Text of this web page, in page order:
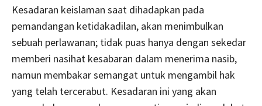
Kesadaran keislaman saat dihadapkan pada
pemandangan ketidakadilan, akan menimbulkan
sebuah perlawanan; tidak puas hanya dengan sekedar
memberi nasihat kesabaran dalam menerima nasib,
namun membakar semangat untuk mengambil hak
yang telah tercerabut. Kesadaran ini yang akan